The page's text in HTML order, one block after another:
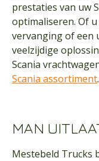
prestaties van uw
optimaliseren. Of
vervanging of een
veelzijdige
Scania
Scania assortiment.
MAN
Mestebeld Trucks